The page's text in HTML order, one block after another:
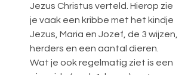
Jezus Christus verteld. Hierop zie
je vaak een kribbe met het kindje
Jezus, Maria en Jozef, de 3 wijzen,
herders en een aantal dieren.
Wat je ook regelmatig ziet is een